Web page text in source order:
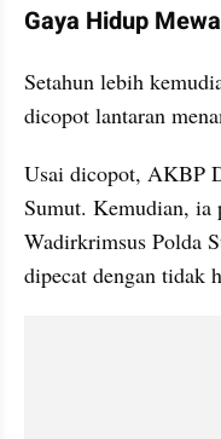
Gaya Hidup
Setahun lebih
dicopot lantaran
Usai dicopot, AKBP
Sumut. Kemudian, ia
Wadirkrimsus Polda
dipecat dengan tidak